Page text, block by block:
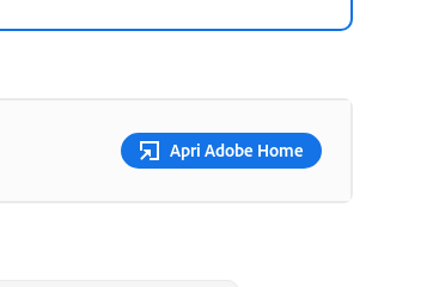
Apri Adobe Home